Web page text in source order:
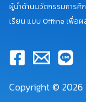
ผู้นำด้านนวัตกรรมการศึ
เรียน แบบ Offline เพื่อ
Copyright © 2026